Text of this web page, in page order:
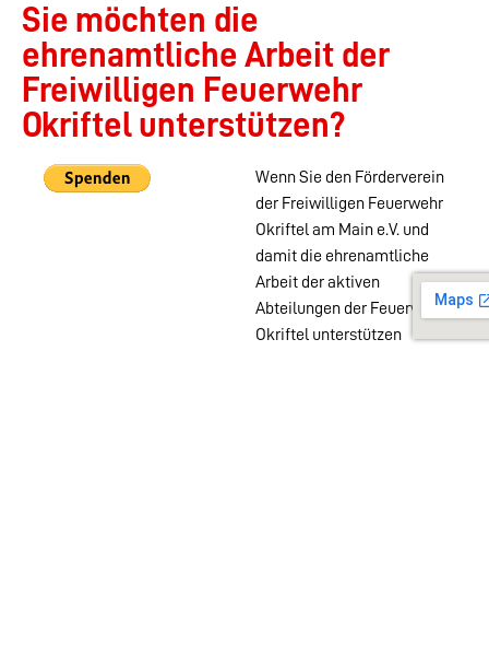
Sie möchten die
ehrenamtliche Arbeit der
Freiwilligen Feuerwehr
Okriftel unterstützen?
Wenn Sie den Förderverein
der Freiwilligen Feuerwehr
Okriftel am Main e.V. und
damit die ehrenamtliche
Arbeit der aktiven
Abteilungen der Feuerwehr
Okriftel unterstützen